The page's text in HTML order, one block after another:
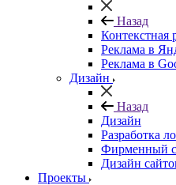
Назад
Контекстная
Реклама в
Реклама в
Дизайн
Назад
Дизайн
Разработка
Фирменный
Дизайн
Проекты